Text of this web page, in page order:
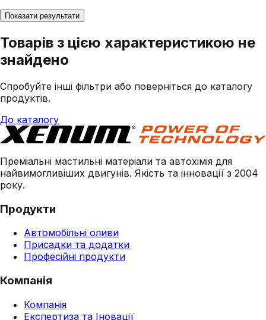
Показати результати
Товарів з цією характеристикою не
знайдено
Спробуйте інші фільтри або поверніться до каталогу
продуктів.
До каталогу
Преміальні мастильні матеріали та автохімія для
найвимогливіших двигунів. Якість та інновації з 2004
року.
Продукти
Автомобільні оливи
Присадки та додатки
Професійні продукти
Компанія
Компанія
Експертиза та Іновації